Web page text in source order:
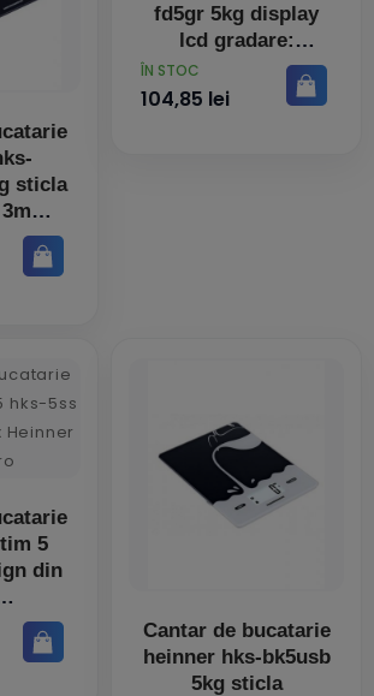
sticla
fd5gr 5kg display
lcd gradare:
PRET
ÎN STOC
104,85 lei
5
din
Cantar de bucatarie
heinner hks-bk5usb
5kg sticla